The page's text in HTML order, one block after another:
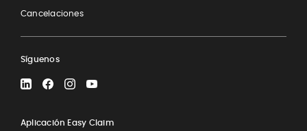
Cancelaciones
Síguenos
LinkedInFacebookInstagramYouTube
Aplicación Easy Claim